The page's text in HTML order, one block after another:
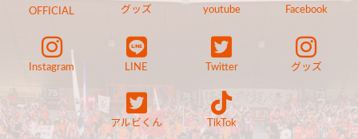
OFFICIAL グッズ youtube Facebook
Instagram LINE Twitter グッズ
アルビくん TikTok